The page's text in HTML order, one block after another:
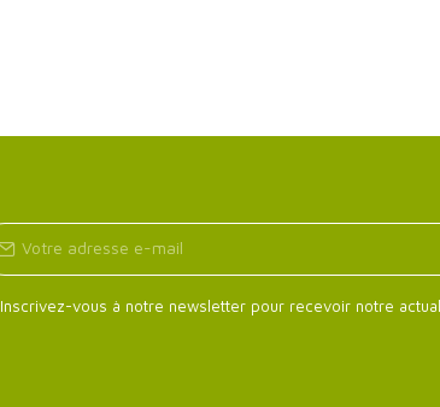
Inscrivez-vous à notre newsletter pour recevoir notre